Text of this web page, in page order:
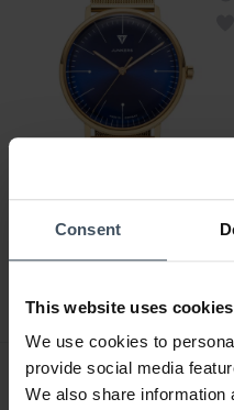
Consent
This website uses cookies
We use cookies to
provide social media
We also share information
CHF 345.00
Junkers Bauhaus -